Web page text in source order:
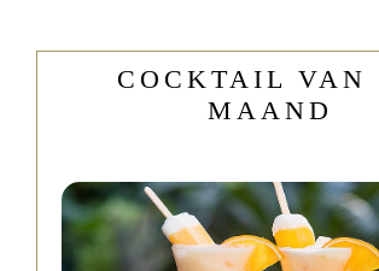
COCKTAIL VAN
MAAND